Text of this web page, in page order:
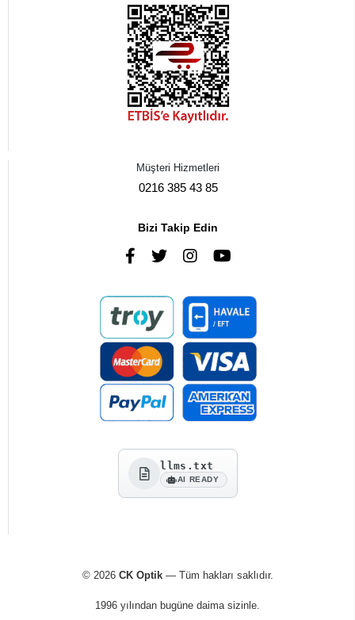
Müşteri Hizmetleri
0216 385 43 85
Bizi Takip Edin
llms.txt
AI READY
© 2026 CK Optik— Tüm hakları saklıdır.
1996 yılından bugüne daima sizinle.